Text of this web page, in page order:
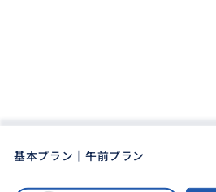
基本プラン｜午前プラン
BUYMA TRAVEL>